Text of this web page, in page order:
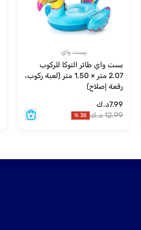
بيست واي
بست واي طائر التوكا للركوب
2.07 متر × 1.50 متر (لعبة ركوب،
رقعة إصلاح)
7.99د.ك
12.99 د.ك 38
%